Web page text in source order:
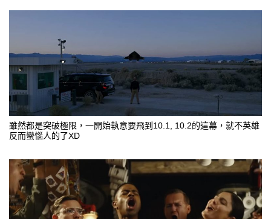
雖然都是突破極限，一開始執意要飛到10.1, 10.2的這幕，就不英雄
反而蠻惱人的了XD